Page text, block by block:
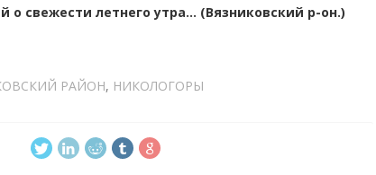
о свежести летнего утра… (Вязниковский р-он.)
РАЙОН, НИКОЛОГОРЫ